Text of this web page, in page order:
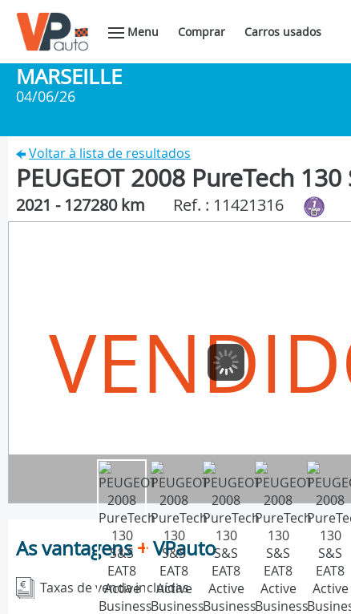
Menu Comprar Carros usados
MARSEILLE
04/06/26
Voltar à lista de resultados
PEUGEOT 2008 PureTech
2021 - 127280 km Ref. : 11421316
As vantagens+VPauto
Taxas de venda incluídas